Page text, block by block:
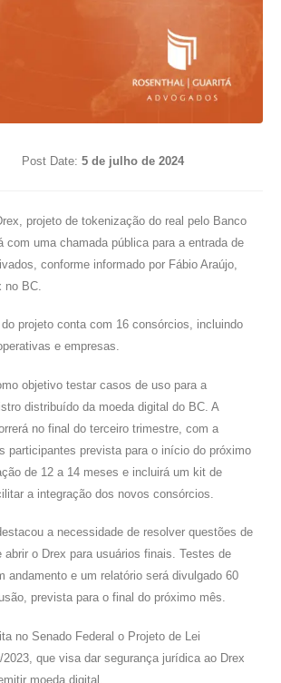
Post Date: 5 de julho de 2024
projeto de tokenização do real pelo Banco
com uma chamada pública para a entrada de
conforme informado por Fábio Araújo,
no BC.
projeto conta com 16 consórcios, incluindo
e empresas.
objetivo testar casos de uso para a
distribuído da moeda digital do BC. A
no final do terceiro trimestre, com a
participantes prevista para o início do próximo
de 12 a 14 meses e incluirá um kit de
a integração dos novos consórcios.
a necessidade de resolver questões de
abrir o Drex para usuários finais. Testes de
andamento e um relatório será divulgado 60
prevista para o final do próximo mês.
no Senado Federal o Projeto de Lei
2023, que visa dar segurança jurídica ao Drex
moeda digital.